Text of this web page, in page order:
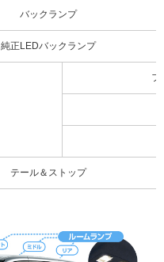
バックランプ
純正LEDバックランプ
フ
テール＆ストップ